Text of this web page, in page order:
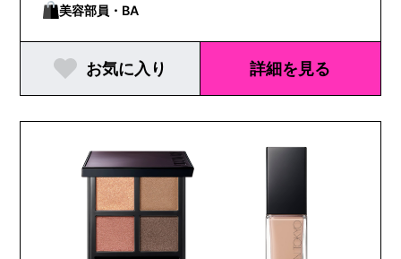
美容部員・BA
お気に入り 詳細を見る